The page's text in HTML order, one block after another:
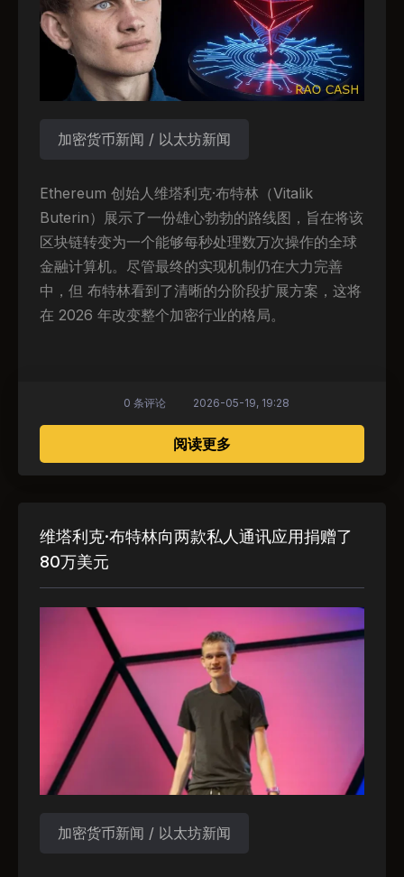
加密货币新闻 / 以太坊新闻
Ethereum 创始人维塔利克·布特林（Vitalik
Buterin）展示了一份雄心勃勃的路线图，旨在将该
区块链转变为一个能够每秒处理数万次操作的全球
金融计算机。尽管最终的实现机制仍在大力完善
中，但 布特林看到了清晰的分阶段扩展方案，这将
在 2026 年改变整个加密行业的格局。
阅读更多关于 维塔利克·布特林与以
0 条评论 2026-05-19, 19:28
维塔利克·布特林向两款私人通讯应用捐赠了
80万美元
加密货币新闻 / 以太坊新闻